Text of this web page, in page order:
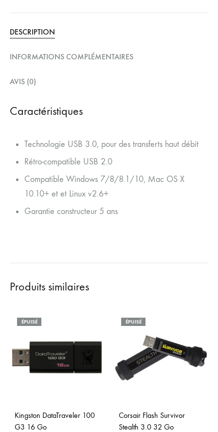
DESCRIPTION
INFORMATIONS COMPLÉMENTAIRES
AVIS (0)
Caractéristiques
Technologie USB 3.0, pour des transferts haut débit
Rétro-compatible USB 2.0
Compatible Windows 7/8/8.1/10, Mac OS X
10.10+ et et Linux v2.6+
Garantie constructeur 5 ans
Produits similaires
ÉPUISÉ
Kingston DataTraveler 100
G3 16 Go
ÉPUISÉ
Corsair Flash Survivor
Stealth 3.0 32 Go